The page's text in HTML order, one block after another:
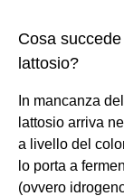
Cosa
lattosio?
In mancanza
lattosio arriva
a livello del
lo porta a
(ovvero